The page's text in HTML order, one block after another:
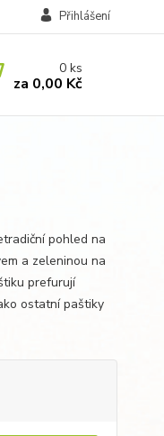
Přihlášení
0ks
za 0,00 Kč
pohled na
a zeleninou na
prefurují
ostatní paštiky